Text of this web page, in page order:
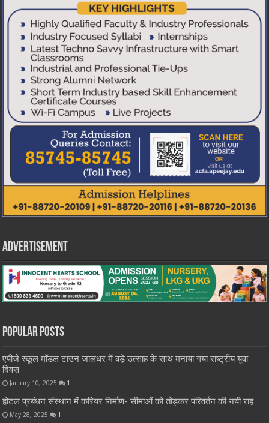
Advertisement
Popular Posts
एपीजे स्कूल मॉडल टाउन जालंधर में बड़े उत्साह के साथ मनाया गया राष्ट्रीय युवा
दिवस
January 10, 2025 1
होटल प्रबंधन संस्थान में करियर निर्माण- सीमाओं को तोड़कर परिवर्तन की नयी राह
May 28, 2025 1